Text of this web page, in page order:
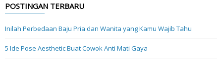
POSTINGAN TERBARU
Inilah Perbedaan Baju Pria dan Wanita yang Kamu Wajib Tahu
5 Ide Pose Aesthetic Buat Cowok Anti Mati Gaya